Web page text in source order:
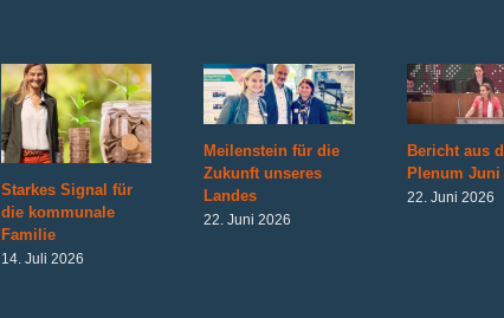
Starkes Signal für
die kommunale
Familie
14. Juli 2026
Meilenstein für die
Zukunft unseres
Landes
22. Juni 2026
Bericht aus
Plenum Juni
22. Juni 2026